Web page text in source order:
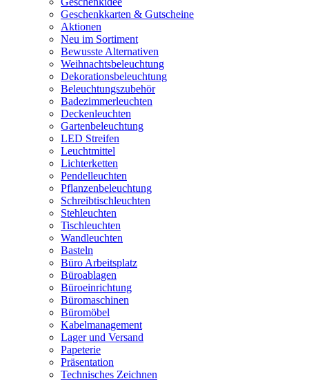
Geschenkkarten & Gutscheine
Aktionen
Neu im Sortiment
Bewusste Alternativen
Weihnachtsbeleuchtung
Dekorationsbeleuchtung
Beleuchtungszubehör
Badezimmerleuchten
Deckenleuchten
Gartenbeleuchtung
LED Streifen
Leuchtmittel
Lichterketten
Pendelleuchten
Pflanzenbeleuchtung
Schreibtischleuchten
Stehleuchten
Tischleuchten
Wandleuchten
Basteln
Büro Arbeitsplatz
Büroablagen
Büroeinrichtung
Büromaschinen
Büromöbel
Kabelmanagement
Lager und Versand
Papeterie
Präsentation
Technisches Zeichnen